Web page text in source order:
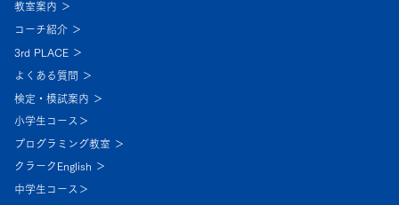
教室案内 ＞
よくある質問 ＞
検定・模試案内 ＞
コーチ紹介 ＞
3rd PLACE ＞
小学生コース＞
クラークEnglish ＞
プログラミング教室 ＞
中学生コース＞